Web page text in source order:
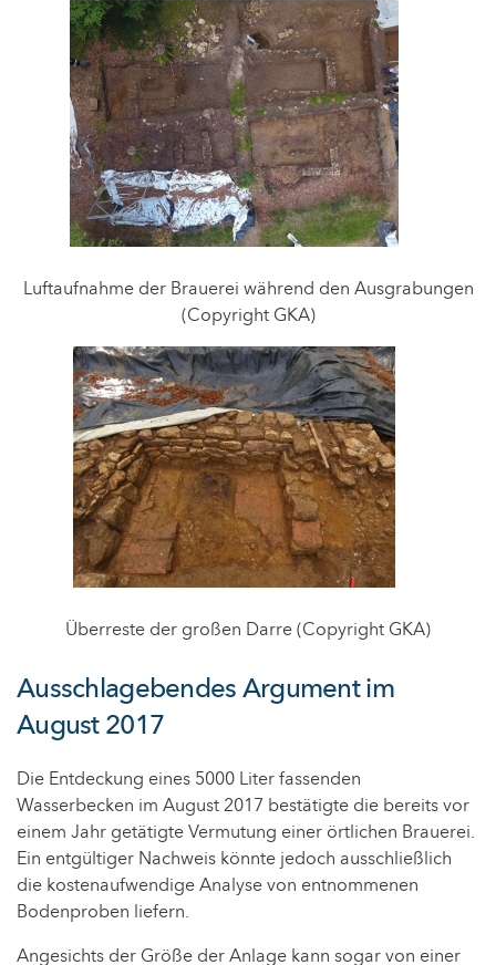
Luftaufnahme der Brauerei während den Ausgrabungen
(Copyright GKA)
Überreste der großen Darre (Copyright GKA)
Ausschlagebendes Argument im
August 2017
Die Entdeckung eines 5000 Liter fassenden
Wasserbecken im August 2017 bestätigte die bereits vor
einem Jahr getätigte Vermutung einer örtlichen Brauerei.
Ein entgültiger Nachweis könnte jedoch ausschließlich
die kostenaufwendige Analyse von entnommenen
Bodenproben liefern.
Angesichts der Größe der Anlage kann sogar von einer